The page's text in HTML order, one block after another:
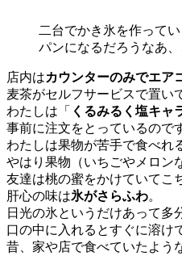
二台でかき氷を作って
パンになるだろうなあ、
店内はカウンターのみでエア
麦茶がセルフサービスで置い
わたしは「 くるみるく塩キャ
事前に注文をとっているので
わたしは果物が苦手で食べれ
やはり果物（いちごやメロン
友達は桃の蜜をかけていてこ
肝心の味は氷がさらふわ。
日光の氷というだけあって多
口の中に入れるとすぐに溶け
昔、家や店で食べていたよう